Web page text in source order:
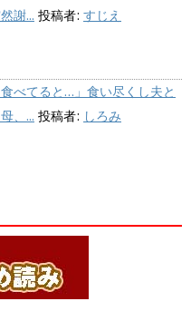
謝... 投稿者: すじえ
食べてると…」食い尽くし夫と
、... 投稿者: しろみ